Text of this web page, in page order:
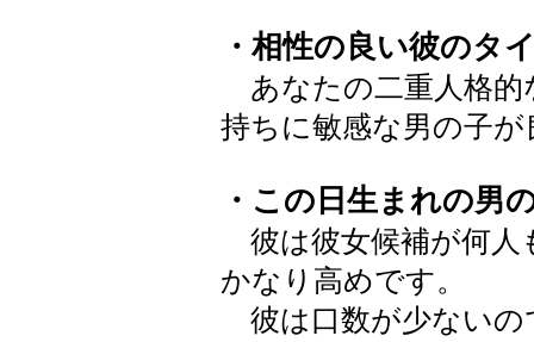
・相性の良い彼のタ
あなたの二重人格的
持ちに敏感な男の子
・この日生まれの男
彼は彼女候補が何人
かなり高めです。
彼は口数が少ないの